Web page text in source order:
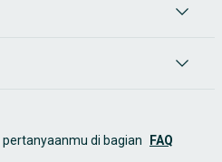
di bagian FAQ